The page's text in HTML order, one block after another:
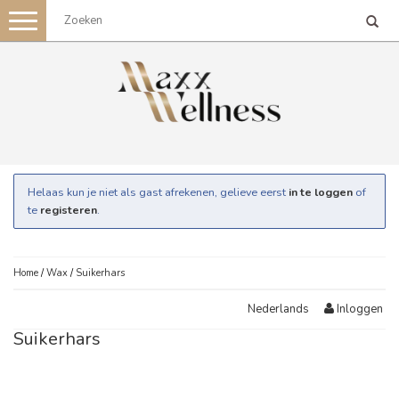
Toggle
navigation
Helaas kun je niet als gast afrekenen, gelieve eerst in te loggen of
te registeren.
Home /Wax / Suikerhars
Nederlands Inloggen
Suikerhars